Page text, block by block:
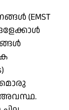
(EMST
അവസ്ഥ.